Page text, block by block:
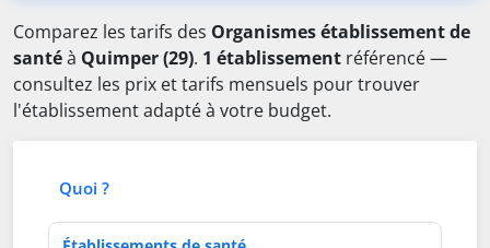
Comparez les tarifs des Organismes établissement de
santéà Quimper (29). 1 établissement référencé —
consultez les prix et tarifs mensuels pour trouver
l'établissement adapté à votre budget.
Quoi ?
Type d'établissement